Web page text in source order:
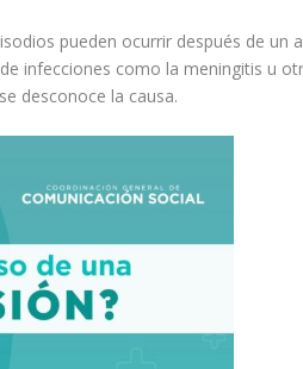
pueden ocurrir después de un
infecciones como la meningitis u
desconoce la causa.